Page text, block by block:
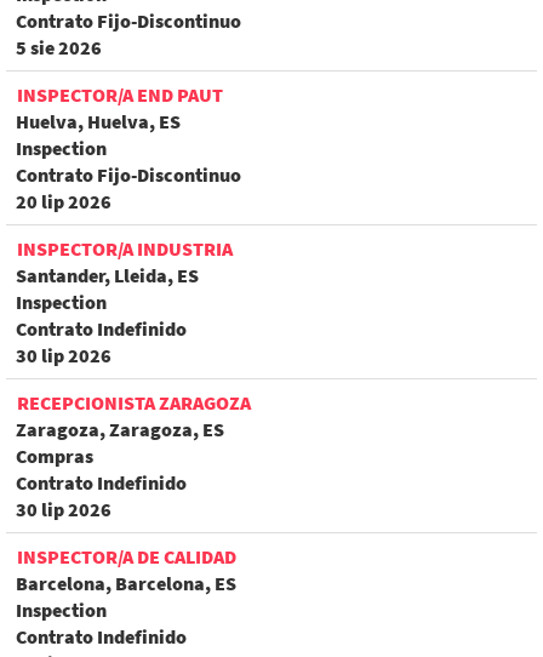
Contrato Fijo-Discontinuo
5 sie 2026
INSPECTOR/A END PAUT
Huelva, Huelva, ES
Inspection
Contrato Fijo-Discontinuo
20 lip 2026
INSPECTOR/A INDUSTRIA
Santander, Lleida, ES
Inspection
Contrato Indefinido
30 lip 2026
RECEPCIONISTA ZARAGOZA
Zaragoza, Zaragoza, ES
Compras
Contrato Indefinido
30 lip 2026
INSPECTOR/A DE CALIDAD
Barcelona, Barcelona, ES
Inspection
Contrato Indefinido